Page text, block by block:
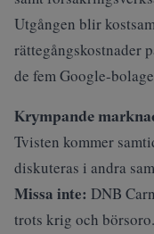
Utgången blir
rättegångskostnader
de fem Google-
Krympande
Tvisten kommer
diskuteras i andra
Missa inte: DNB
trots krig och